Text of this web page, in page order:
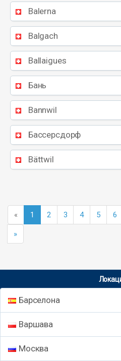
Balerna
Balgach
Ballaigues
Бань
Bannwil
Бассерсдорф
Bättwil
« 1 2 3 4 5 6
»
Барселона
Варшава
Москва